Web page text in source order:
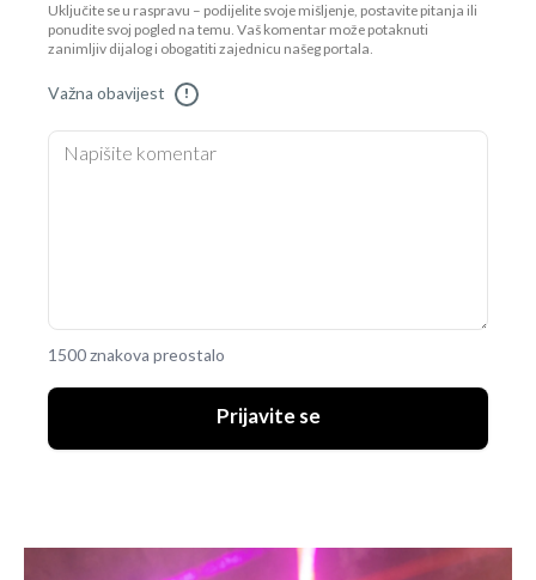
Uključite se u raspravu – podijelite svoje mišljenje, postavite pitanja ili
ponudite svoj pogled na temu. Vaš komentar može potaknuti
zanimljiv dijalog i obogatiti zajednicu našeg portala.
Važna obavijest !
1500 znakova preostalo
Prijavite se